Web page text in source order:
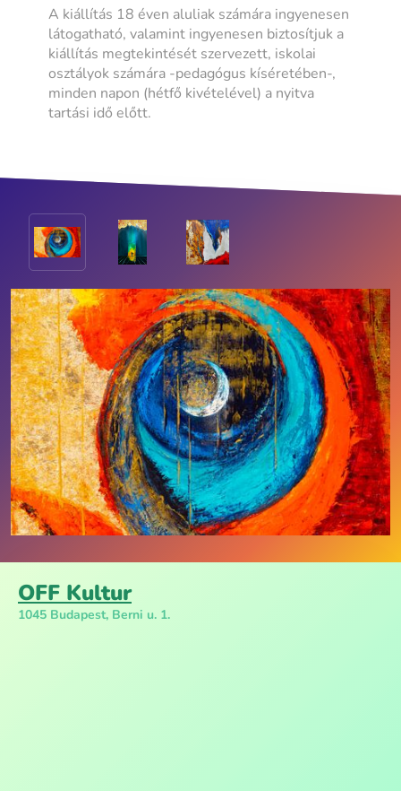
A kiállítás 18 éven aluliak számára ingyenesen
látogatható, valamint ingyenesen biztosítjuk a
kiállítás megtekintését szervezett, iskolai
osztályok számára -pedagógus kíséretében-,
minden napon (hétfő kivételével) a nyitva
tartási idő előtt.
OFF Kultur
1045 Budapest, Berni u. 1.